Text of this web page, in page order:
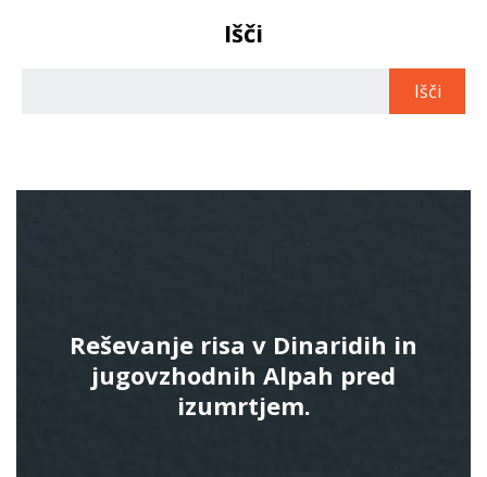
Išči
Reševanje risa v Dinaridih in
jugovzhodnih Alpah pred
izumrtjem.